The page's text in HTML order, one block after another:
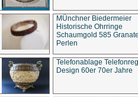
MÜnchner Biedermeier
Historische Ohrringe
Schaumgold 585
Perlen
Telefonablage
Design 60er 70er Jahre